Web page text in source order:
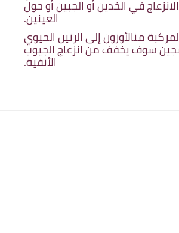
في الخدين أو الجبين أو حول
العينين.
منالأوزون إلى الرنين الحيوي
سوف يخفف من انزعاج الجيوب
الأنفية.